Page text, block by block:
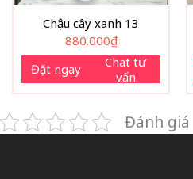
Chậu cây xanh 13
880.000₫
Đặt ngay
Chat tư
vấn
Đánh giá